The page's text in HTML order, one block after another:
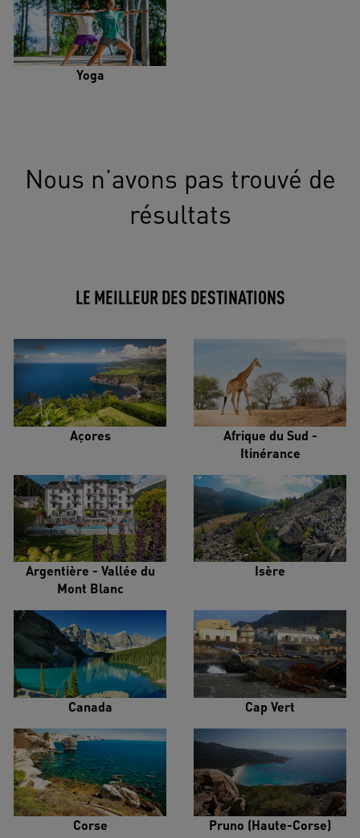
Yoga
Nous n’avons pas trouvé de
résultats
LE MEILLEUR DES DESTINATIONS
Açores
Afrique du Sud -
Itinérance
Argentière - Vallée du
Mont Blanc
Isère
Canada Cap Vert
Corse Pruno (Haute-Corse)